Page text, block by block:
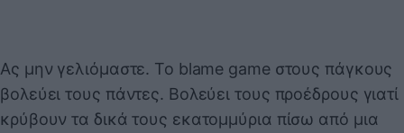
Ας μην γελιόμαστε. Το blame game στους πάγκους
βολεύει τους πάντες. Βολεύει τους προέδρους γιατί
κρύβουν τα δικά τους εκατομμύρια πίσω από μια